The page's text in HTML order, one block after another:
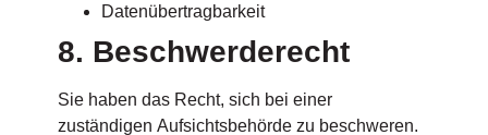
Datenübertragbarkeit
8. Beschwerderecht
Sie haben das Recht, sich bei einer
zuständigen Aufsichtsbehörde zu beschweren.